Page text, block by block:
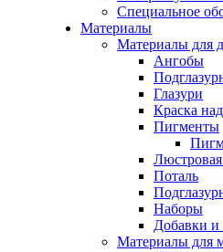
Специальное
Материалы
Материалы для
Ангобы
Глазури
Краска
Пигменты
Люстровая
Поталь
Наборы
Добавки и
Материалы для